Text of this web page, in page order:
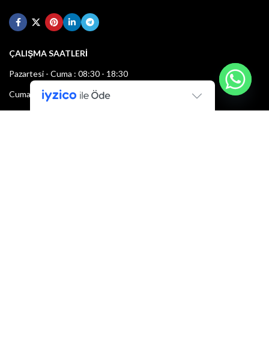
ÇALIŞMA SAATLERİ
Pazartesi - Cuma : 08:30 - 18:30
Cumartesi : 08:30 - 13:00